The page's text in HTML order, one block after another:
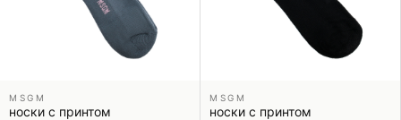
MSGM
носки с принтом
MSGM
носки с принтом